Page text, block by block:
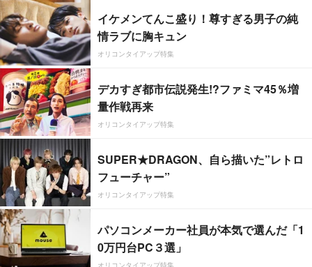
イケメンてんこ盛り！尊すぎる男子の純
情ラブに胸キュン
オリコンタイアップ特集
デカすぎ都市伝説発生!?ファミマ45％増
量作戦再来
オリコンタイアップ特集
SUPER★DRAGON、自ら描いた”レトロ
フューチャー”
オリコンタイアップ特集
パソコンメーカー社員が本気で選んだ「1
0万円台PC３選」
オリコンタイアップ特集